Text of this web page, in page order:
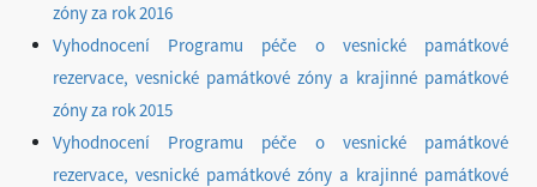
zóny za rok 2016
Vyhodnocení Programu péče o vesnické památkové
rezervace, vesnické památkové zóny a krajinné památkové
zóny za rok 2015
Vyhodnocení Programu péče o vesnické památkové
rezervace, vesnické památkové zóny a krajinné památkové